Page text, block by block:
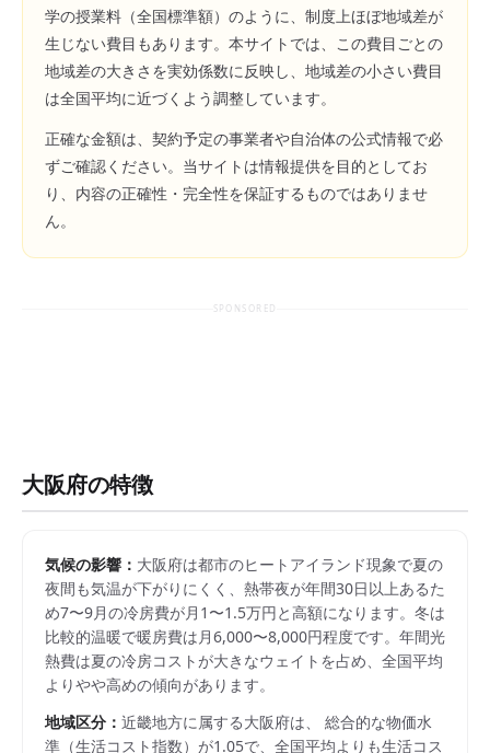
学の授業料（全国標準額）のように、制度上ほぼ地域差が
生じない費目もあります。本サイトでは、この費目ごとの
地域差の大きさを実効係数に反映し、地域差の小さい費目
は全国平均に近づくよう調整しています。
正確な金額は、契約予定の事業者や自治体の公式情報で必
ずご確認ください。当サイトは情報提供を目的としてお
り、内容の正確性・完全性を保証するものではありませ
ん。
SPONSORED
大阪府の特徴
気候の影響： 大阪府は都市のヒートアイランド現象で夏の
夜間も気温が下がりにくく、熱帯夜が年間30日以上あるた
め7〜9月の冷房費が月1〜1.5万円と高額になります。冬は
比較的温暖で暖房費は月6,000〜8,000円程度です。年間光
熱費は夏の冷房コストが大きなウェイトを占め、全国平均
よりやや高めの傾向があります。
地域区分： 近畿地方に属する大阪府は、 総合的な物価水
準（生活コスト指数）が1.05で、 全国平均よりも生活コス